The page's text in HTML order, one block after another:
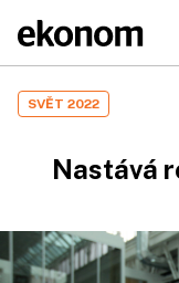
SVĚT 2022
Nastává